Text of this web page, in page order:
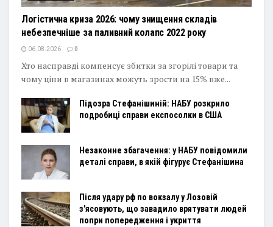
Логістична криза 2026: чому знищення складів
небезпечніше за паливний колапс 2022 року
06.08.2026 0
Хто насправді компенсує збитки за згорілі товари та
чому ціни в магазинах можуть зрости на 15% вже...
Підозра Стефанішиній: НАБУ розкрило
подробиці справи експосолки в США
Незаконне збагачення: у НАБУ повідомили
деталі справи, в якій фігурує Стефанішина
Після удару рф по вокзалу у Лозовій
з'ясовують, що завадило врятувати людей
попри попередження і укриття